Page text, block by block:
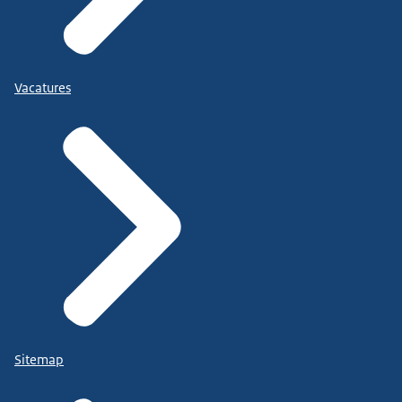
Vacatures
Sitemap